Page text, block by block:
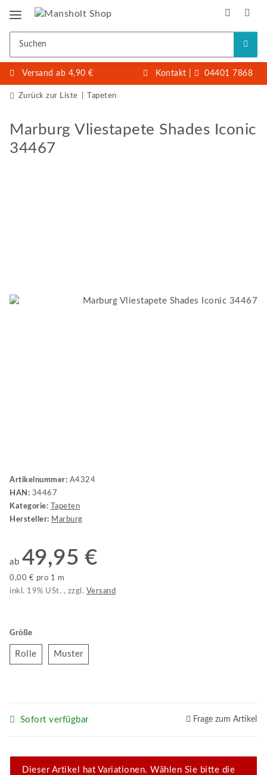
Versand ab 4,90 € Kontakt 04401 7868
Zurück zur Liste Tapeten
Marburg Vliestapete Shades Iconic
34467
Artikelnummer: A4324
HAN: 34467
Kategorie:
Tapeten
Hersteller: Marburg
ab 49,95 €
0,00 € pro 1 m
inkl. 19% USt. , zzgl. Versand
Größe
RolleRolleMusterMuster
Sofort verfügbar Frage zum Artikel
x
Dieser Artikel hat Variationen. Wählen Sie bitte die